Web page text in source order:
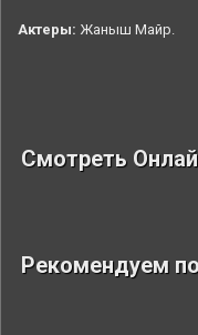
Актеры: Жаныш Майр.
Смотреть
Рекомендуем